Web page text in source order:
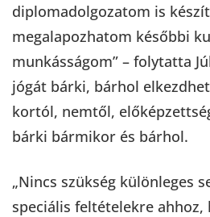
diplomadolgozatom is
megalapozhatom későbbi
munkásságom” – folytatta
jógát bárki, bárhol
kortól, nemtől,
bárki bármikor és bárhol.
„Nincs szükség különleges
speciális feltételekre ahhoz,